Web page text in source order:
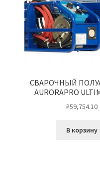
СВАРОЧНЫЙ
AURORAPRO
₽59,754.10
В корзину